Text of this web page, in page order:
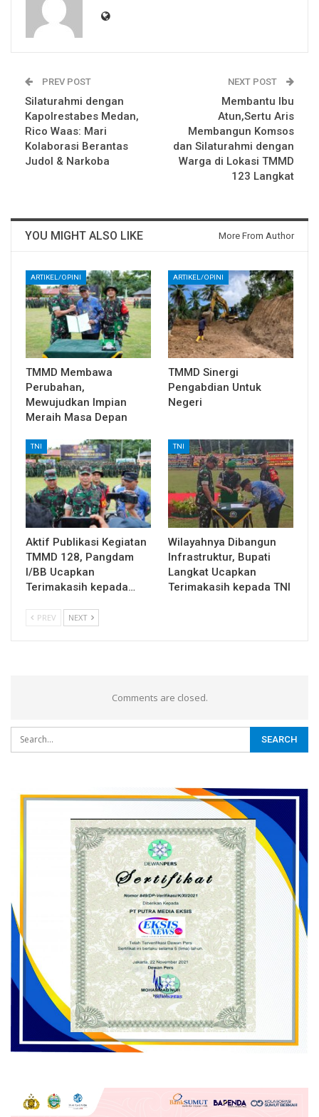
PREV POST
Silaturahmi dengan
Kapolrestabes Medan,
Rico Waas: Mari
Kolaborasi Berantas
Judol & Narkoba
NEXT POST
Membantu Ibu
Atun,Sertu Aris
Membangun Komsos
dan Silaturahmi dengan
Warga di Lokasi TMMD
123 Langkat
YOU MIGHT ALSO LIKE More From Author
ARTIKEL/OPINI
TMMD Membawa
Perubahan,
Mewujudkan Impian
Meraih Masa Depan
ARTIKEL/OPINI
TMMD Sinergi
Pengabdian Untuk
Negeri
TNI
Aktif Publikasi Kegiatan
TMMD 128, Pangdam
I/BB Ucapkan
Terimakasih kepada…
TNI
Wilayahnya Dibangun
Infrastruktur, Bupati
Langkat Ucapkan
Terimakasih kepada TNI
PREV NEXT
Comments are closed.